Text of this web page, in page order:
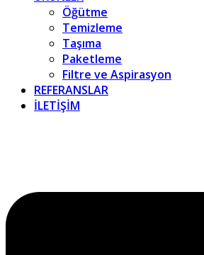
Öğütme
Temizleme
Taşıma
Paketleme
Filtre ve Aspirasyon
REFERANSLAR
İLETİŞİM